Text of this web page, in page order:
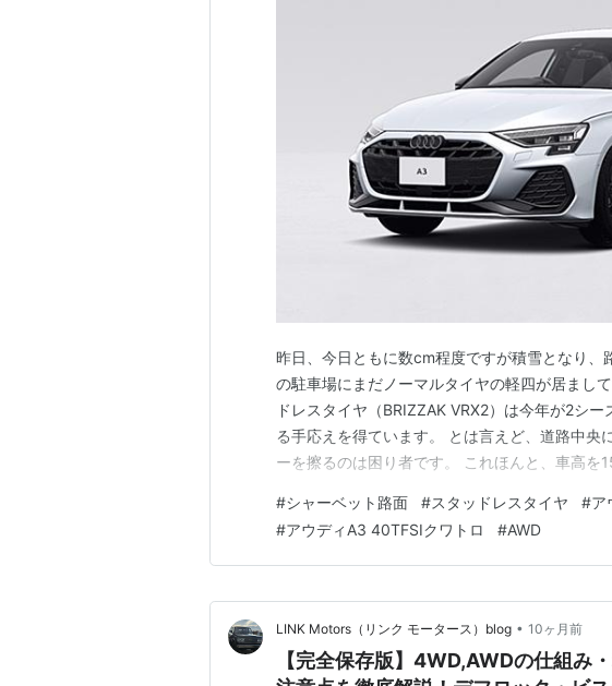
昨日、今日ともに数cm程度ですが積雪となり、
の駐車場にまだノーマルタイヤの軽四が居まし
ドレスタイヤ（BRIZZAK VRX2）は今年が2シ
る手応えを得ています。 とは言えど、道路中
ーを擦るのは困り者です。 これほんと、車高を
乗ってた時はそこまでAWDが恋しくなったこと
地上高とミッシ…
#シャーベット路面 #スタッドレスタイヤ #ア
#アウディA3 40TFSIクワトロ #AWD
LINK Motors（リンク モータース）blog • 10ヶ月前
【完全保存版】4WD,AWDの仕組み